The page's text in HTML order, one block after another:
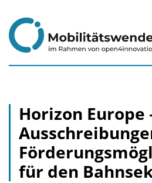
Inhalt
Horizon Europe
für den